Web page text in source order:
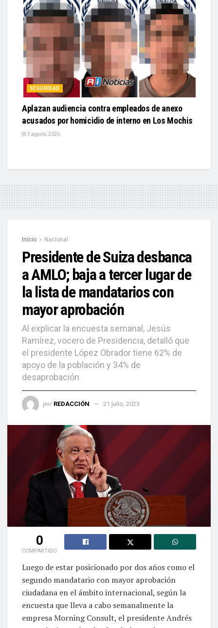
SEGURIDAD
Aplazan audiencia contra empleados de anexo
acusados por homicidio de interno en Los Mochis
3 agosto, 2026
Inicio Nacional
Presidente de Suiza desbanca
a AMLO; baja a tercer lugar de
la lista de mandatarios con
mayor aprobación
Al explicar la encuesta semanal, Jesús
Ramírez, vocero de Presidencia, detalló que
el presidente López Obrador tiene 62% de
apoyo de la población y 34% de
desaprobación
por REDACCIÓN 21 julio, 2023
0
COMPARTIDO
Luego de estar posicionado por dos años como el
segundo mandatario con mayor aprobación
ciudadana en el ámbito internacional, según la
encuesta que lleva a cabo semanalmente la
empresa Morning Consult, el presidente Andrés